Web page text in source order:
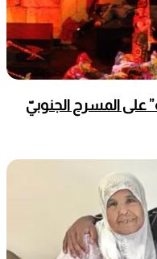
على المسرح الجنوبيّ